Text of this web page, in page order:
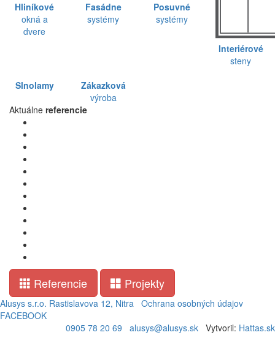
Hliníkové
okná a
dvere
Fasádne
systémy
Posuvné
systémy
Interiérové
steny
Slnolamy
Zákazková
výroba
Aktuálne referencie
Referencie Projekty
Alusys s.r.o. Rastislavova 12, Nitra Ochrana osobných údajov
FACEBOOK
0905 78 20 69
alusys@alusys.sk Vytvoril: Hattas.sk